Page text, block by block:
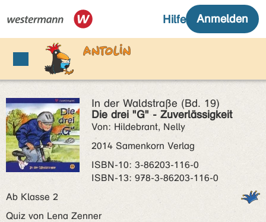
In der Waldstraße (Bd. 19)
Die drei "G" - Zuverlässigkeit
Von: Hildebrant, Nelly
2014 Samenkorn Verlag
ISBN‑10: 3-86203-116-0
ISBN‑13: 978-3-86203-116-0
Ab Klasse 2
Quiz von Lena Zenner